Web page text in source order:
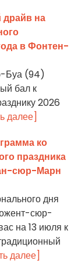
драйв на
в Фонтен-
Буа (94)
бал к
2026
далее]
ко
праздника
сюр-Марн
дня
сюр-
на 13 июля к
далее]